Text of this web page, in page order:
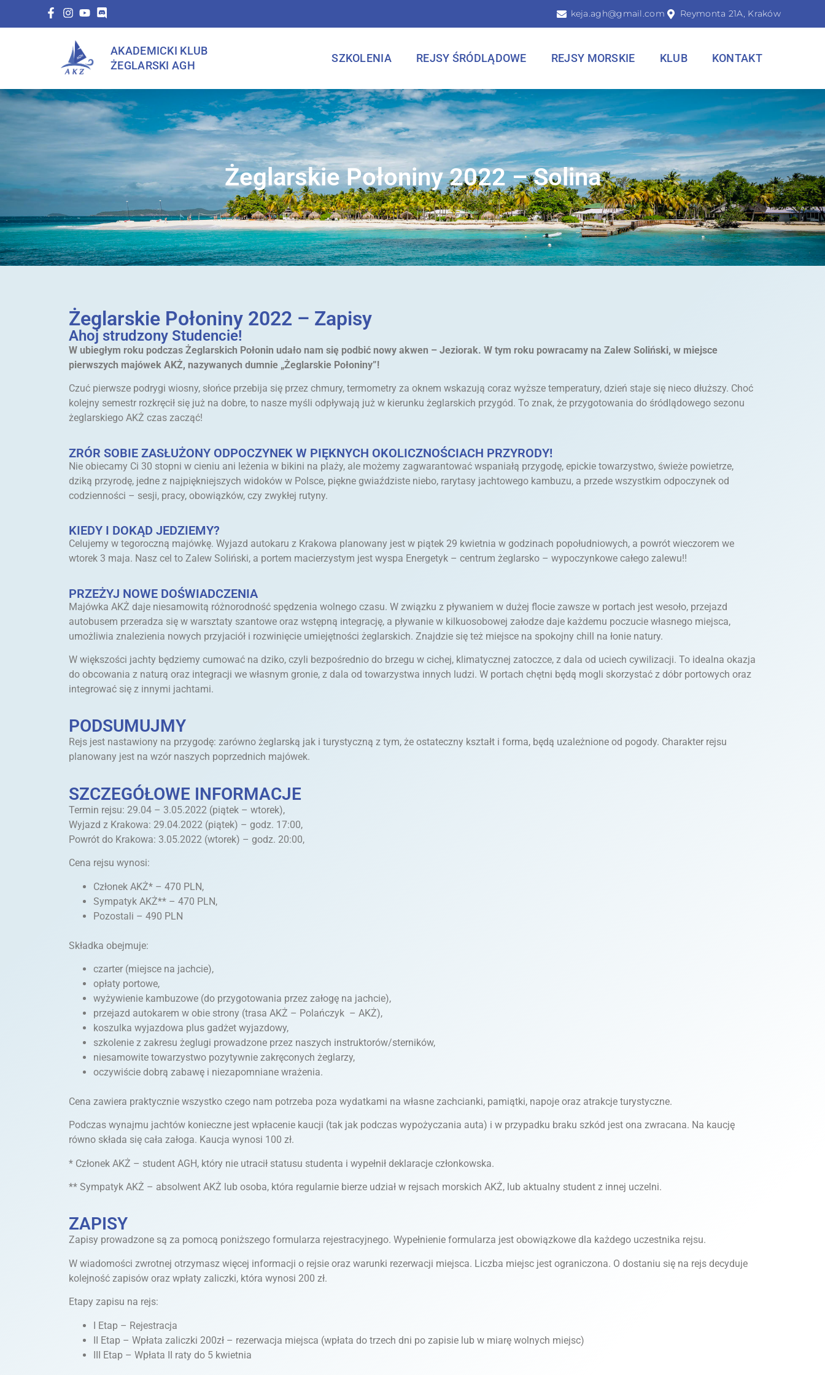
keja.agh@gmail.com Reymonta 21A, Kraków
AKADEMICKI KLUB
ŻEGLARSKI AGH
SZKOLENIA REJSY ŚRÓDLĄDOWE REJSY MORSKIE KLUB KONTAKT
Żeglarskie Połoniny 2022 – Solina
Żeglarskie Połoniny 2022 – Zapisy
Ahoj strudzony Studencie!
W ubiegłym roku podczas Żeglarskich Połonin udało nam się podbić nowy akwen – Jeziorak. W tym roku powracamy na Zalew Soliński, w miejsce
pierwszych majówek AKŻ, nazywanych dumnie „Żeglarskie Połoniny”!
Czuć pierwsze podrygi wiosny, słońce przebija się przez chmury, termometry za oknem wskazują coraz wyższe temperatury, dzień staje się nieco dłuższy. Choć
kolejny semestr rozkręcił się już na dobre, to nasze myśli odpływają już w kierunku żeglarskich przygód. To znak, że przygotowania do śródlądowego sezonu
żeglarskiego AKŻ czas zacząć!
ZRÓR SOBIE ZASŁUŻONY ODPOCZYNEK W PIĘKNYCH OKOLICZNOŚCIACH PRZYRODY!
Nie obiecamy Ci 30 stopni w cieniu ani leżenia w bikini na plaży, ale możemy zagwarantować wspaniałą przygodę, epickie towarzystwo, świeże powietrze,
dziką przyrodę, jedne z najpiękniejszych widoków w Polsce, piękne gwiaździste niebo, rarytasy jachtowego kambuzu, a przede wszystkim odpoczynek od
codzienności – sesji, pracy, obowiązków, czy zwykłej rutyny.
KIEDY I DOKĄD JEDZIEMY?
Celujemy w tegoroczną majówkę. Wyjazd autokaru z Krakowa planowany jest w piątek 29 kwietnia w godzinach popołudniowych, a powrót wieczorem we
wtorek 3 maja. Nasz cel to Zalew Soliński, a portem macierzystym jest wyspa Energetyk – centrum żeglarsko – wypoczynkowe całego zalewu!!
PRZEŻYJ NOWE DOŚWIADCZENIA
Majówka AKŻ daje niesamowitą różnorodność spędzenia wolnego czasu. W związku z pływaniem w dużej flocie zawsze w portach jest wesoło, przejazd
autobusem przeradza się w warsztaty szantowe oraz wstępną integrację, a pływanie w kilkuosobowej załodze daje każdemu poczucie własnego miejsca,
umożliwia znalezienia nowych przyjaciół i rozwinięcie umiejętności żeglarskich. Znajdzie się też miejsce na spokojny chill na łonie natury.
W większości jachty będziemy cumować na dziko, czyli bezpośrednio do brzegu w cichej, klimatycznej zatoczce, z dala od uciech cywilizacji. To idealna okazja
do obcowania z naturą oraz integracji we własnym gronie, z dala od towarzystwa innych ludzi. W portach chętni będą mogli skorzystać z dóbr portowych oraz
integrować się z innymi jachtami.
PODSUMUJMY
Rejs jest nastawiony na przygodę: zarówno żeglarską jak i turystyczną z tym, że ostateczny kształt i forma, będą uzależnione od pogody. Charakter rejsu
planowany jest na wzór naszych poprzednich majówek.
SZCZEGÓŁOWE INFORMACJE
Termin rejsu: 29.04 – 3.05.2022 (piątek – wtorek),
Wyjazd z Krakowa: 29.04.2022 (piątek) – godz. 17:00,
Powrót do Krakowa: 3.05.2022 (wtorek) – godz. 20:00,
Cena rejsu wynosi:
Członek AKŻ* – 470 PLN,
Sympatyk AKŻ** – 470 PLN,
Pozostali – 490 PLN
Składka obejmuje:
czarter (miejsce na jachcie),
opłaty portowe,
wyżywienie kambuzowe (do przygotowania przez załogę na jachcie),
przejazd autokarem w obie strony (trasa AKŻ – Polańczyk – AKŻ),
koszulka wyjazdowa plus gadżet wyjazdowy,
szkolenie z zakresu żeglugi prowadzone przez naszych instruktorów/sterników,
niesamowite towarzystwo pozytywnie zakręconych żeglarzy,
oczywiście dobrą zabawę i niezapomniane wrażenia.
Cena zawiera praktycznie wszystko czego nam potrzeba poza wydatkami na własne zachcianki, pamiątki, napoje oraz atrakcje turystyczne.
Podczas wynajmu jachtów konieczne jest wpłacenie kaucji (tak jak podczas wypożyczania auta) i w przypadku braku szkód jest ona zwracana. Na kaucję
równo składa się cała załoga. Kaucja wynosi 100 zł.
* Członek AKŻ – student AGH, który nie utracił statusu studenta i wypełnił deklaracje członkowska.
** Sympatyk AKŻ – absolwent AKŻ lub osoba, która regularnie bierze udział w rejsach morskich AKŻ, lub aktualny student z innej uczelni.
ZAPISY
Zapisy prowadzone są za pomocą poniższego formularza rejestracyjnego. Wypełnienie formularza jest obowiązkowe dla każdego uczestnika rejsu.
W wiadomości zwrotnej otrzymasz więcej informacji o rejsie oraz warunki rezerwacji miejsca. Liczba miejsc jest ograniczona. O dostaniu się na rejs decyduje
kolejność zapisów oraz wpłaty zaliczki, która wynosi 200 zł.
Etapy zapisu na rejs:
I Etap – Rejestracja
II Etap – Wpłata zaliczki 200zł – rezerwacja miejsca (wpłata do trzech dni po zapisie lub w miarę wolnych miejsc)
III Etap – Wpłata II raty do 5 kwietnia